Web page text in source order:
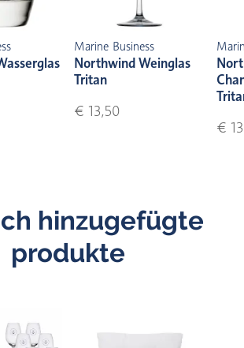
Marine Business
Northwind Weinglas
Tritan
€ 13,50
€
hinzugefügte
produkte